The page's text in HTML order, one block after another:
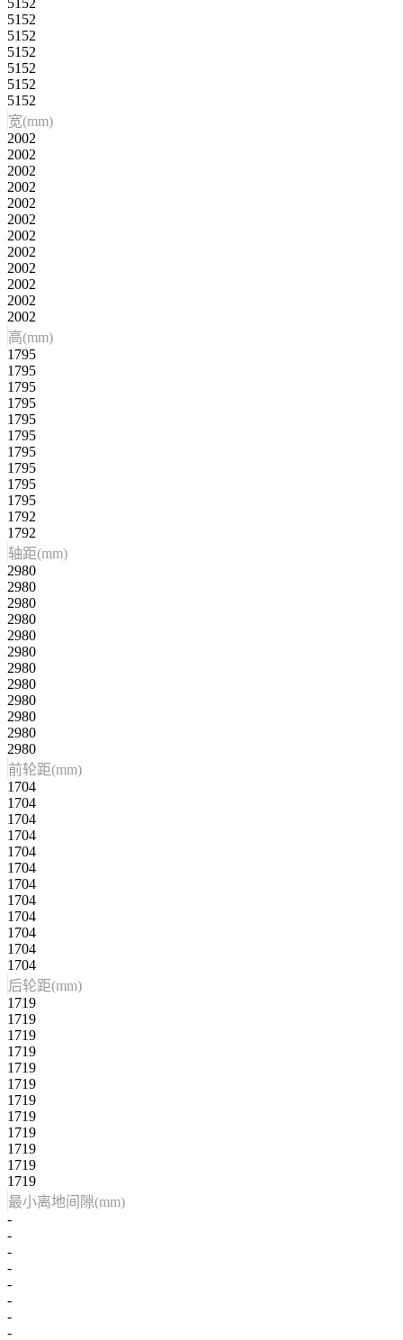
5152
5152
5152
5152
5152
5152
5152
宽(mm)
2002
2002
2002
2002
2002
2002
2002
2002
2002
2002
2002
2002
高(mm)
1795
1795
1795
1795
1795
1795
1795
1795
1795
1795
1792
1792
轴距(mm)
2980
2980
2980
2980
2980
2980
2980
2980
2980
2980
2980
2980
前轮距(mm)
1704
1704
1704
1704
1704
1704
1704
1704
1704
1704
1704
1704
后轮距(mm)
1719
1719
1719
1719
1719
1719
1719
1719
1719
1719
1719
1719
最小离地间隙(mm)
-
-
-
-
-
-
-
-